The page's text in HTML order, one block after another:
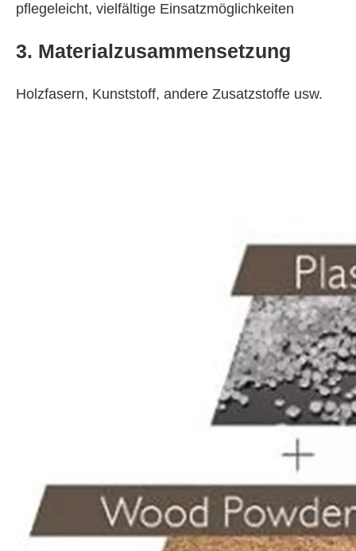
pflegeleicht, vielfältige Einsatzmöglichkeiten
3. Materialzusammensetzung
Holzfasern, Kunststoff, andere Zusatzstoffe usw.